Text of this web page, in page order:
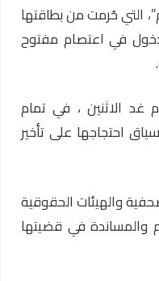
التي حُرمت من بطاقتها
في اعتصام مفتوح
.
غد الاثنين ، في تمام
احتجاجها على تأخير
والهيئات الحقوقية
والمساندة في قضيتها